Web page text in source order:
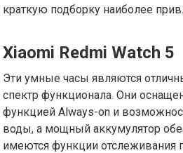
краткую подборку наиболее
Xiaomi Redmi Watch 5
Эти умные часы являются
спектр функционала. Они
функцией Always-on и
воды, а мощный аккумулятор
имеются функции отслеживания